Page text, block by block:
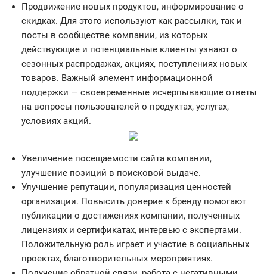
Продвижение новых продуктов, информирование о
скидках. Для этого используют как рассылки, так и
посты в сообществе компании, из которых
действующие и потенциальные клиенты узнают о
сезонных распродажах, акциях, поступлениях новых
товаров. Важный элемент информационной
поддержки — своевременные исчерпывающие ответы
на вопросы пользователей о продуктах, услугах,
условиях акций.
Увеличение посещаемости сайта компании,
улучшение позиций в поисковой выдаче.
Улучшение репутации, популяризация ценностей
организации. Повысить доверие к бренду помогают
публикации о достижениях компании, полученных
лицензиях и сертификатах, интервью с экспертами.
Положительную роль играет и участие в социальных
проектах, благотворительных мероприятиях.